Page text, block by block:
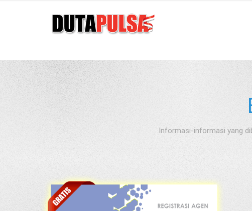
Informasi-informasi yang